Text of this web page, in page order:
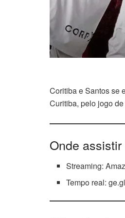
Coritiba e Santos se
Curitiba, pelo jogo
Onde
Streaming:
Tempo real: